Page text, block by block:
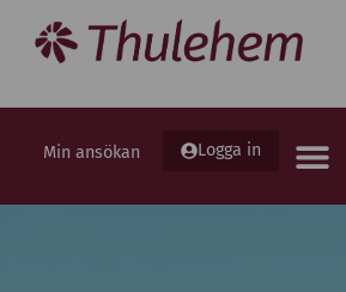
Min ansökan Logga in